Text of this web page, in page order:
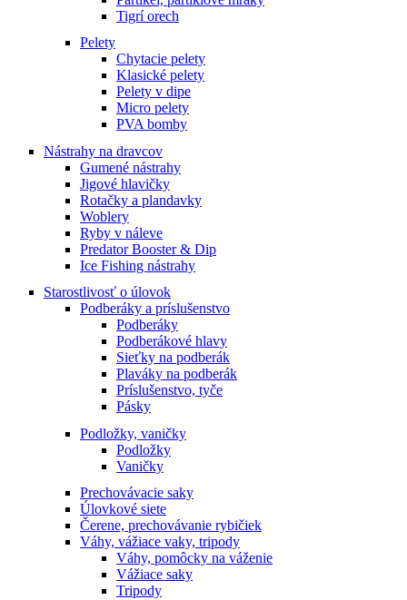
Tigrí orech
Pelety
Chytacie pelety
Klasické pelety
Pelety v dipe
Micro pelety
PVA bomby
Nástrahy na dravcov
Gumené nástrahy
Jigové hlavičky
Rotačky a plandavky
Woblery
Ryby v náleve
Predator Booster & Dip
Ice Fishing nástrahy
Starostlivosť o úlovok
Podberáky a príslušenstvo
Podberáky
Podberákové hlavy
Sieťky na podberák
Plaváky na podberák
Príslušenstvo, tyče
Pásky
Podložky, vaničky
Podložky
Vaničky
Prechovávacie saky
Úlovkové siete
Čerene, prechovávanie rybičiek
Váhy, vážiace vaky, tripody
Váhy, pomôcky na váženie
Vážiace saky
Tripody